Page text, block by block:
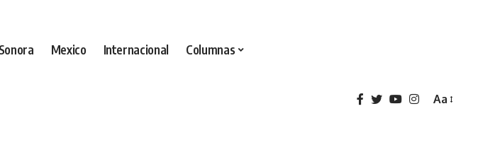
Sonora Mexico Internacional Columnas
Aa